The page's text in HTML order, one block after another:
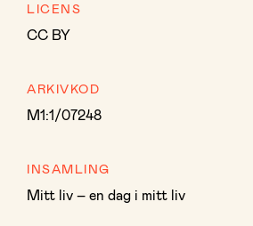
LICENS
CC BY
ARKIVKOD
M1:1/07248
INSAMLING
Mitt liv – en dag i mitt liv